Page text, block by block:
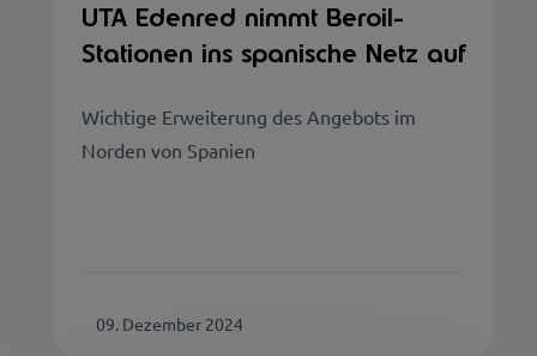
UTA Edenred nimmt Beroil-
Stationen ins spanische Netz auf
Wichtige Erweiterung des Angebots im
Norden von Spanien
09. Dezember 2024